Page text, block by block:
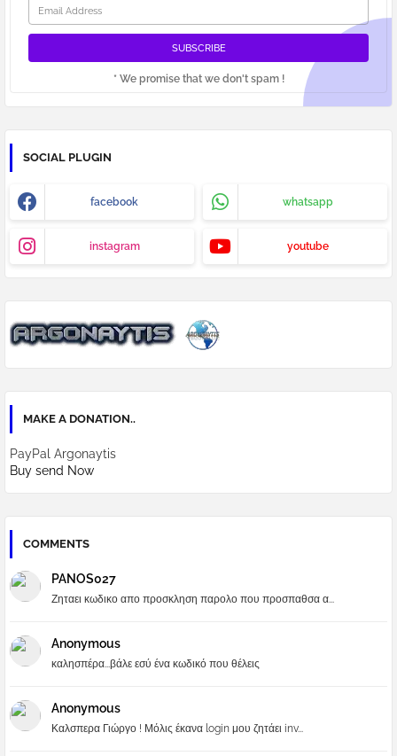
* We promise that we don't spam !
SOCIAL PLUGIN
facebook whatsapp
instagram youtube
MAKE A DONATION..
PayPal Argonaytis
Buy send Now
COMMENTS
PANOS027
Ζηταει κωδικο απο προσκληση παρολο που προσπαθσα α...
Anonymous
καλησπέρα...βάλε εσύ ένα κωδικό που θέλεις
Anonymous
Καλσπερα Γιώργο ! Μόλις έκανα login μου ζητάει inv...